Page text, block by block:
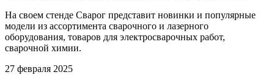
На своем стенде Сварог представит новинки и популярные
модели из ассортимента сварочного и лазерного
оборудования, товаров для электросварочных работ,
сварочной химии.
27 февраля 2025